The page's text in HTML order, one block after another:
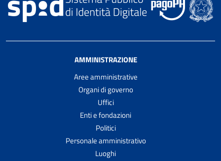
AMMINISTRAZIONE
Aree amministrative
Organi di governo
Uffici
Enti e fondazioni
Politici
Personale amministrativo
Luoghi